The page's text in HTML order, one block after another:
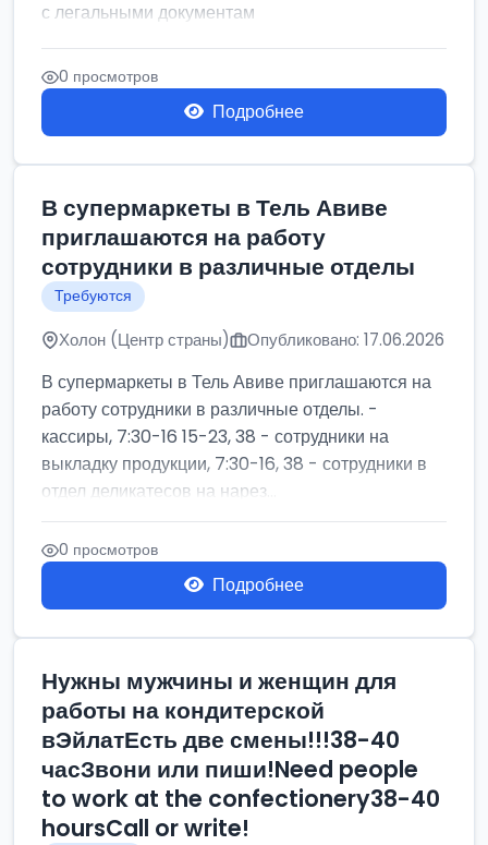
с легальными документам
0 просмотров
Подробнее
В супермаркеты в Тель Авиве
приглашаются на работу
сотрудники в различные отделы
Требуются
Холон (Центр страны) Опубликовано: 17.06.2026
В супермаркеты в Тель Авиве приглашаются на
работу сотрудники в различные отделы. -
кассиры, 7:30-16 15-23, 38 - сотрудники на
выкладку продукции, 7:30-16, 38 - сотрудники в
отдел деликатесов на нарез...
0 просмотров
Подробнее
Нужны мужчины и женщин для
работы на кондитерской
вЭйлатЕсть две смены!!!38-40
часЗвони или пиши!Need people
to work at the confectionery38-40
hoursCall or write!